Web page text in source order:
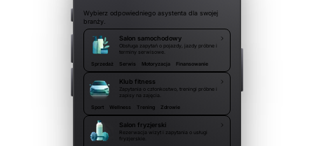
Wybierz odpowiedniego asystenta dla swojej
branży.
Salon samochodowy
Obsługa zapytań o pojazdy, jazdy próbne i
terminy serwisowe.
Sprzedaż
Serwis Motoryzacja Finansowanie
Klub fitness
Zapytania o członkostwo, treningi próbne i
zapisy na zajęcia.
Sport
Wellness Trening Zdrowie
Salon fryzjerski
Rezerwacja wizyt i zapytania o usługi
fryzjerskie.